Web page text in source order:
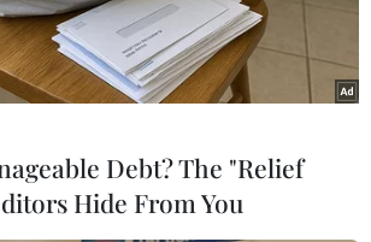
kết thúc cuộc họp chính sách,
định giữ nguyên lãi suất cơ
0,25%. Đây là lần thứ 12 liên
điều chỉnh lãi suất và Fed hy
sàng để bắt đầu loại bỏ các
thích được triển khai trong thời
19 bùng phát.
Debt? The "Relief
Hide From You